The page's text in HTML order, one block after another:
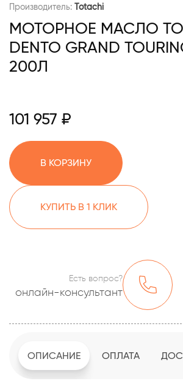
Производитель: Totachi
МОТОРНОЕ МАСЛО
DENTO GRAND
200Л
101 957 ₽
В КОРЗИНУ
КУПИТЬ В 1 КЛИК
Есть вопрос?
онлайн-консультант
ОПИСАНИЕ ОПЛАТА